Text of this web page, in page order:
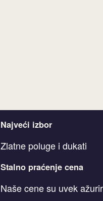
Najveći izbor
Zlatne poluge i dukati
Stalno praćenje cena
Naše cene su uvek